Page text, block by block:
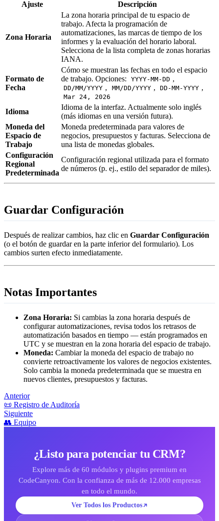
Ajuste Descripción
Zona Horaria
La zona horaria principal de tu espacio de
trabajo. Afecta la programación de
automatizaciones, las marcas de tiempo de los
informes y la evaluación del horario laboral.
Selecciona de la lista completa de zonas horarias
IANA.
Formato de
Fecha
Cómo se muestran las fechas en todo el espacio
de trabajo. Opciones:
YYYY-MM-DD ,
DD/MM/YYYY , MM/DD/YYYY , DD-MM-YYYY ,
Mar 24, 2026
Idioma
Idioma de la interfaz. Actualmente solo inglés
(más idiomas en una versión futura).
Moneda del
Espacio de
Trabajo
Moneda predeterminada para valores de
negocios, presupuestos y facturas. Selecciona de
una lista de monedas globales.
Configuración
Regional
Predeterminada
Configuración regional utilizada para el formato
de números (p. ej., estilo del separador de miles).
Guardar Configuración
Después de realizar cambios, haz clic en Guardar Configuración
(o el botón de guardar en la parte inferior del formulario). Los
cambios surten efecto inmediatamente.
Notas Importantes
Zona Horaria: Si cambias la zona horaria después de
configurar automatizaciones, revisa todos los retrasos de
automatización basados en tiempo — están programados en
UTC y se muestran en la zona horaria del espacio de trabajo.
Moneda: Cambiar la moneda del espacio de trabajo no
convierte retroactivamente los valores de negocios existentes.
Solo cambia la moneda predeterminada que se muestra en
nuevos clientes, presupuestos y facturas.
Anterior
📜 Registro de Auditoría
Siguiente
👥 Equipo
¿Listo para potenciar tu CRM?
Explore más de 60 módulos y plugins premium en
CodeCanyon. Con la confianza de más de 12.000 empresas
en todo el mundo.
Ver Todos los Productos